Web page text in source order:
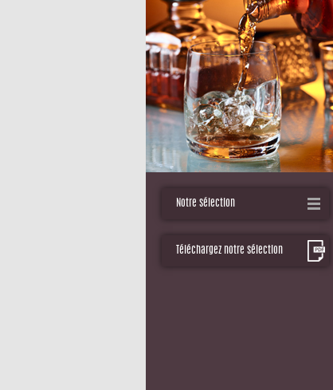
Notre sélection
Téléchargez notre sélection